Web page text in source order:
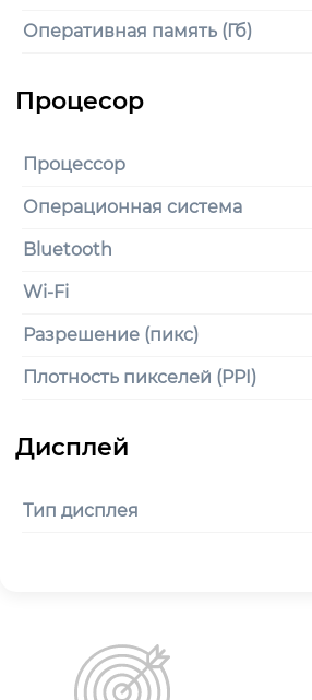
Оперативная память (Гб)
Процессор
Операционная система
Bluetooth
Wi-Fi
Разрешение (пикс)
Плотность пикселей (PPI)
Тип дисплея